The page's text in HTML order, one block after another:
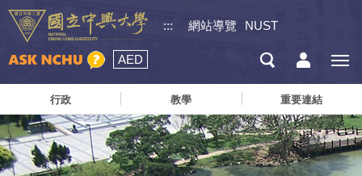
::: 網站導覽 NUST
AED
行政 教學 重要連結